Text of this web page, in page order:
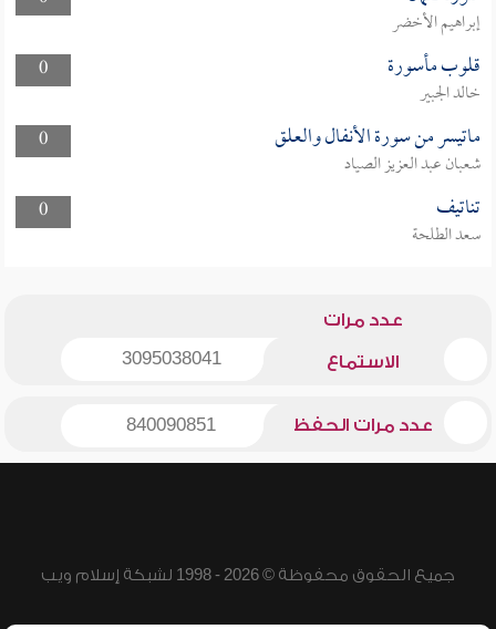
إبراهيم الأخضر
0
قلوب مأسورة
خالد الجبير
0
ماتيسر من سورة الأنفال والعلق
شعبان عبد العزيز الصياد
0
تناتيف
سعد الطلحة
عدد مرات
الاستماع 3095038041
عدد مرات الحفظ 840090851
جميع الحقوق محفوظة © 2026 - 1998 لشبكة إسلام ويب